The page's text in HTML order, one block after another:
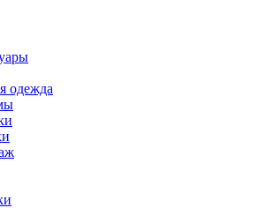
одежда